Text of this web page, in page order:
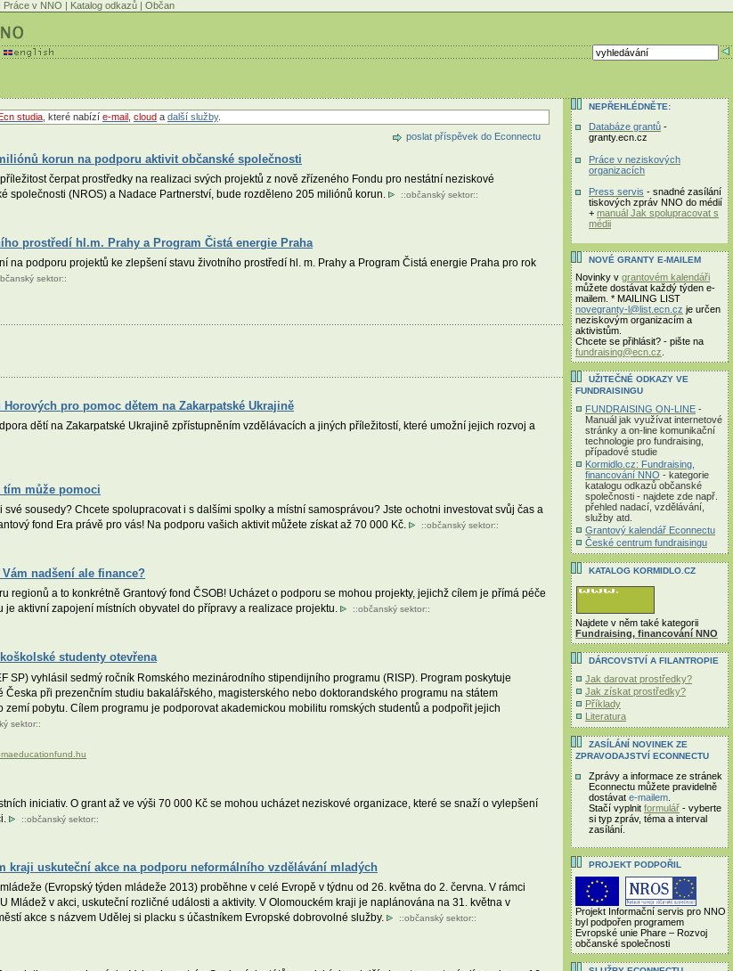
Práce v NNO | Katalog odkazů | Občan
studia , které nabízí e-mail cloud a další služby.
poslat příspěvek do Econnectu
korun na podporu aktivit občanské společnosti
čerpat prostředky na realizaci svých projektů z nově zřízeného Fondu pro nestátní neziskové
společnosti (NROS) a Nadace Partnerství, bude rozděleno 205 miliónů korun.
::občanský sektor::
prostředí hl.m. Prahy a Program Čistá energie Praha
na podporu projektů ke zlepšení stavu životního prostředí hl. m. Prahy a Program Čistá energie Praha pro rok
sektor::
pro pomoc dětem na Zakarpatské Ukrajině
dětí na Zakarpatské Ukrajině zpřístupněním vzdělávacích a jiných příležitostí, které umožní jejich rozvoj a
tím může pomoci
sousedy? Chcete spolupracovat i s dalšími spolky a místní samosprávou? Jste ochotni investovat svůj čas a
fond Era právě pro vás! Na podporu vašich aktivit můžete získat až 70 000 Kč.
::občanský sektor::
nadšení ale finance?
regionů a to konkrétně Grantový fond ČSOB! Ucházet o podporu se mohou projekty, jejichž cílem je přímá péče
aktivní zapojení místních obyvatel do přípravy a realizace projektu.
::občanský sektor::
studenty otevřena
SP) vyhlásil sedmý ročník Romského mezinárodního stipendijního programu (RISP). Program poskytuje
při prezenčním studiu bakalářského, magisterského nebo doktorandského programu na státem
pobytu. Cílem programu je podporovat akademickou mobilitu romských studentů a podpořit jejich
sektor::
iniciativ. O grant až ve výši 70 000 Kč se mohou ucházet neziskové organizace, které se snaží o vylepšení
::občanský sektor::
kraji uskuteční akce na podporu neformálního vzdělávání mladých
(Evropský týden mládeže 2013) proběhne v celé Evropě v týdnu od 26. května do 2. června. V rámci
Mládež v akci, uskuteční rozličné události a aktivity. V Olomouckém kraji je naplánována na 31. května v
akce s názvem Udělej si placku s účastníkem Evropské dobrovolné služby.
::občanský sektor::
NEPŘEHLÉDNĚTE:
Databáze grantů -
granty.ecn.cz
Práce v neziskových
organizacích
Press servis - snadné zasílání
tiskových zpráv NNO do médií
+ manuál Jak spolupracovat s
médii
NOVÉ GRANTY E-MAILEM
Novinky v grantovém kalendáři
můžete dostávat každý týden e-
mailem. * MAILING LIST
novegranty-l@list.ecn.cz je určen
neziskovým organizacím a
aktivistům.
Chcete se přihlásit? - pište na
fundraising@ecn.cz
UŽITEČNÉ ODKAZY VE
FUNDRAISINGU
FUNDRAISING ON-LINE -
Manuál jak využívat internetové
stránky a on-line komunikační
technologie pro fundraising,
případové studie
Kormidlo.cz: Fundraising,
financování NNO - kategorie
katalogu odkazů občanské
společnosti - najdete zde např.
přehled nadací, vzdělávání,
služby atd.
Grantový kalendář Econnectu
České centrum fundraisingu
KATALOG KORMIDLO.CZ
Najdete v něm také kategorii
Fundraising, financování NNO
DÁRCOVSTVÍ A FILANTROPIE
Jak darovat prostředky?
Jak získat prostředky?
Příklady
Literatura
ZASÍLÁNÍ NOVINEK ZE
ZPRAVODAJSTVÍ ECONNECTU
Zprávy a informace ze stránek
Econnectu můžete pravidelně
dostávat e-mailem
Stačí vyplnit formulář - vyberte
si typ zpráv, téma a interval
zasílání.
PROJEKT PODPOŘIL
Projekt Informační servis pro NNO
byl podpořen programem
Evropské unie Phare – Rozvoj
občanské společnosti